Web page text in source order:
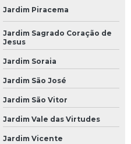
Jardim Piracema
Jardim Sagrado Coração de
Jesus
Jardim Soraia
Jardim São José
Jardim São Vitor
Jardim Vale das Virtudes
Jardim Vicente